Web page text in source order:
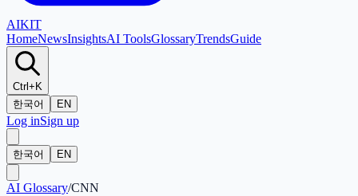
AIKIT
HomeNewsInsightsAI ToolsGlossaryTrendsGuide
Ctrl+K
한국어
EN
Log inSign up
한국어 EN
AI Glossary/CNN